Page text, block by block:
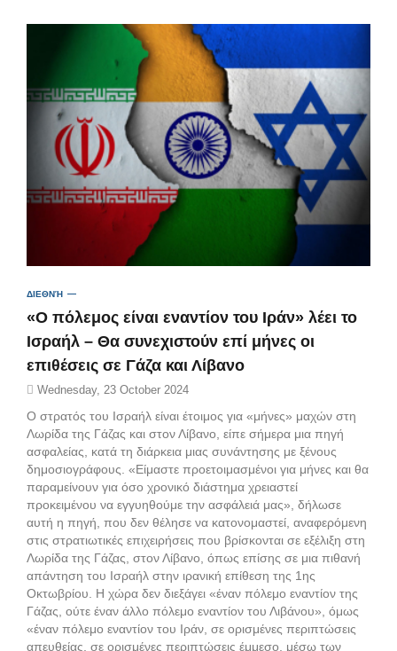
ΔΙΕΘΝΉ
«Ο πόλεμος είναι εναντίον του Ιράν» λέει το
Ισραήλ – Θα συνεχιστούν επί μήνες οι
επιθέσεις σε Γάζα και Λίβανο
Wednesday, 23 October 2024
Ο στρατός του Ισραήλ είναι έτοιμος για «μήνες» μαχών στη
Λωρίδα της Γάζας και στον Λίβανο, είπε σήμερα μια πηγή
ασφαλείας, κατά τη διάρκεια μιας συνάντησης με ξένους
δημοσιογράφους. «Είμαστε προετοιμασμένοι για μήνες και θα
παραμείνουν για όσο χρονικό διάστημα χρειαστεί
προκειμένου να εγγυηθούμε την ασφάλειά μας», δήλωσε
αυτή η πηγή, που δεν θέλησε να κατονομαστεί, αναφερόμενη
στις στρατιωτικές επιχειρήσεις που βρίσκονται σε εξέλιξη στη
Λωρίδα της Γάζας, στον Λίβανο, όπως επίσης σε μια πιθανή
απάντηση του Ισραήλ στην ιρανική επίθεση της 1ης
Οκτωβρίου. Η χώρα δεν διεξάγει «έναν πόλεμο εναντίον της
Γάζας, ούτε έναν άλλο πόλεμο εναντίον του Λιβάνου», όμως
«έναν πόλεμο εναντίον του Ιράν, σε ορισμένες περιπτώσεις
απευθείας, σε ορισμένες περιπτώσεις έμμεσο, μέσω των